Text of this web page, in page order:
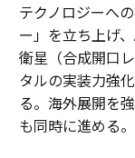
テクノロジーへ
ー」を立ち上げ
衛星（合成開口
タルの実装力強
る。海外展開を
も同時に進める。